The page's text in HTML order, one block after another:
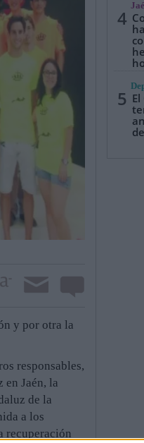
y por otra la
responsables,
en Jaén, la
de la
a los
recuperación
4
5